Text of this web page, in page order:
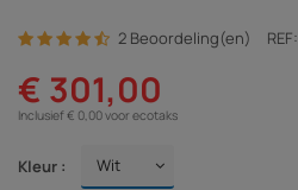
2 Beoordeling(en) REF:
€ 301,00
Inclusief € 0,00 voor ecotaks
Kleur :